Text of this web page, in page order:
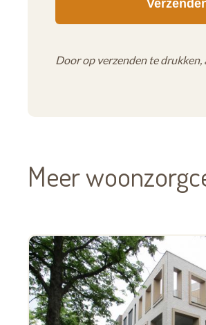
Door op verzenden te drukken,
Meer